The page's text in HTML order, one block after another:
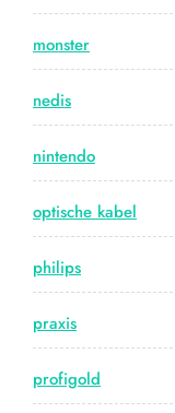
monster
nedis
nintendo
optische kabel
philips
praxis
profigold